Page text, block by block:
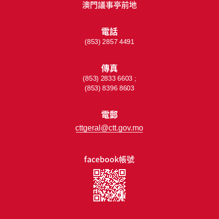
facebook帳號
澳門議事亭前地
電話
(853) 2857 4491
傳真
(853) 2833 6603 ;
(853) 8396 8603
電郵
cttgeral@ctt.gov.mo